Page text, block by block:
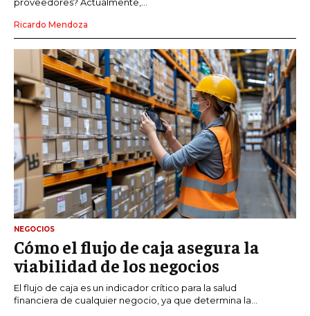
Ricardo Mendoza
NEGOCIOS
Cómo el flujo de caja asegura la
viabilidad de los negocios
El flujo de caja es un indicador crítico para la salud
financiera de cualquier negocio, ya que determina la...